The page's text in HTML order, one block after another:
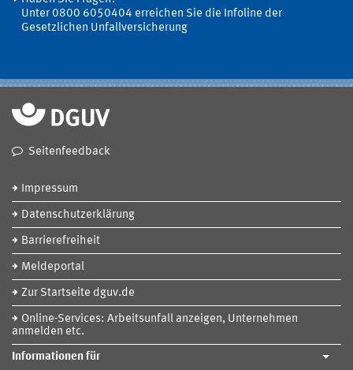
Unter 0800 6050404 erreichen Sie die Infoline der
Gesetzlichen Unfallversicherung
Seitenfeedback
Impressum
Datenschutzerklärung
Barrierefreiheit
Meldeportal
Zur Startseite dguv.de
Online-Services: Arbeitsunfall anzeigen, Unternehmen
anmelden etc.
Informationen für